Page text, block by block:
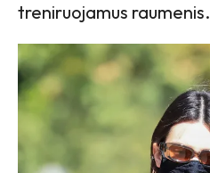
treniruojamus raumenis.